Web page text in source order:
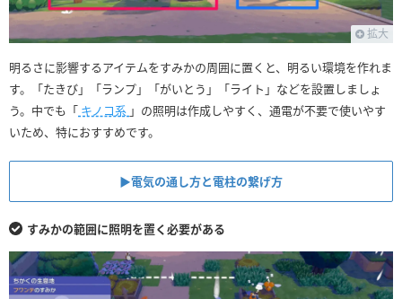
拡大
明るさに影響するアイテムをすみかの周囲に置くと、明るい環境を作れま
す。「たきび」「ランプ」「がいとう」「ライト」などを設置しましょ
う。中でも「 キノコ系 」の照明は作成しやすく、通電が不要で使いやす
いため、特におすすめです。
▶︎電気の通し方と電柱の繋げ方
すみかの範囲に照明を置く必要がある